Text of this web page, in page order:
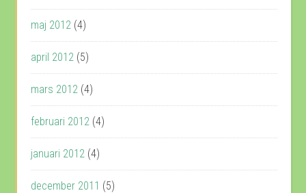
maj 2012 (4)
april 2012 (5)
mars 2012 (4)
februari 2012 (4)
januari 2012 (4)
december 2011 (5)